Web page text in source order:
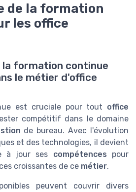
de la formation
les office
la formation continue
le métier d'office
est cruciale pour tout office
compétitif dans le domaine
de bureau. Avec l'évolution
et des technologies, il devient
à jour ses compétences pour
croissantes de ce métier.
peuvent couvrir divers